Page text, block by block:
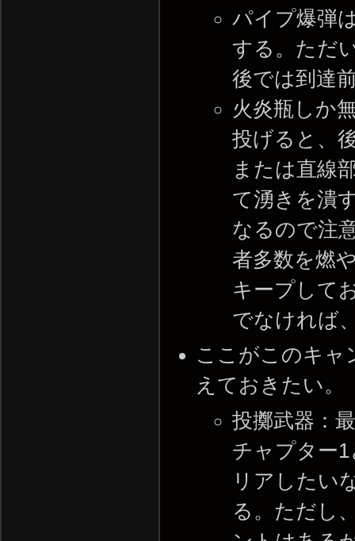
パイプ爆弾
する。ただ
後では到達
火炎瓶しか
投げると、
または直線
て湧きを潰
なるので注
者多数を燃
キープして
でなければ
ここがこのキャ
えておきたい。
投擲武器：
チャプター
リアしたい
る。ただし